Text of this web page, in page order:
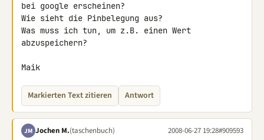
bei google erscheinen?
Wie sieht die Pinbelegung aus?
Was muss ich tun, um z.B. einen Wert
abzuspeichern?
Maik
Markierten Text zitieren Antwort
JM Jochen M.(taschenbuch) 2008-06-27 19:28#909593